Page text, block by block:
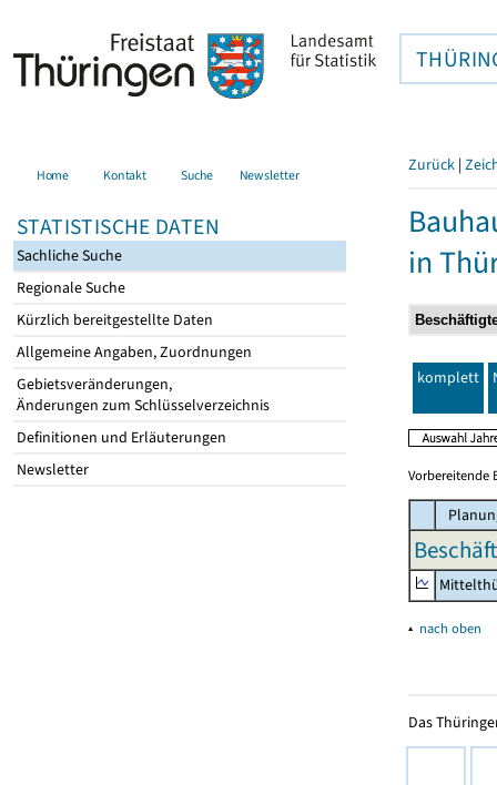
Home Kontakt Suche Newsletter
STATISTISCHE DATEN
Sachliche Suche
Regionale Suche
Kürzlich bereitgestellte Daten
Allgemeine Angaben, Zuordnungen
Gebietsveränderungen,
Änderungen zum Schlüsselverzeichnis
Definitionen und Erläuterungen
Newsletter
Zurück |
in
komplett
Vorbereitende
▴ nach oben
Das